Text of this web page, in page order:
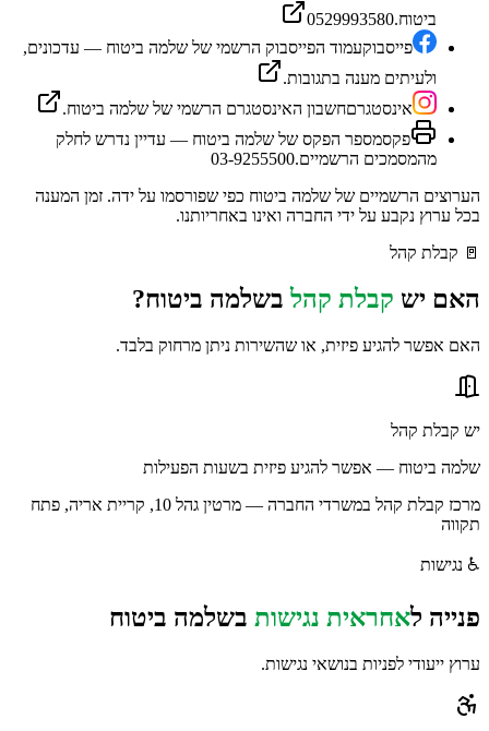
ביטוח.0529993580
פייסבוקעמוד הפייסבוק הרשמי של שלמה ביטוח — עדכונים,
ולעיתים מענה בתגובות.
אינסטגרםחשבון האינסטגרם הרשמי של שלמה ביטוח.
פקסמספר הפקס של שלמה ביטוח — עדיין נדרש לחלק
מהמסמכים הרשמיים.03-9255500
הערוצים הרשמיים של שלמה ביטוח כפי שפורסמו על ידה. זמן המענה
בכל ערוץ נקבע על ידי החברה ואינו באחריותנו.
🚪 קבלת קהל
האם יש קבלת קהל בשלמה ביטוח?
האם אפשר להגיע פיזית, או שהשירות ניתן מרחוק בלבד.
יש קבלת קהל
שלמה ביטוח — אפשר להגיע פיזית בשעות הפעילות
מרכז קבלת קהל במשרדי החברה — מרטין גהל 10, קריית אריה, פתח
תקווה
♿ נגישות
פנייה לאחראית נגישות בשלמה ביטוח
ערוץ ייעודי לפניות בנושאי נגישות.